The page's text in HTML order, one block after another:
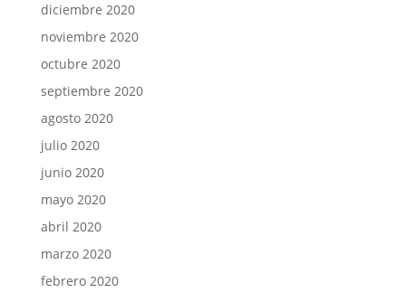
diciembre 2020
noviembre 2020
octubre 2020
septiembre 2020
agosto 2020
julio 2020
junio 2020
mayo 2020
abril 2020
marzo 2020
febrero 2020